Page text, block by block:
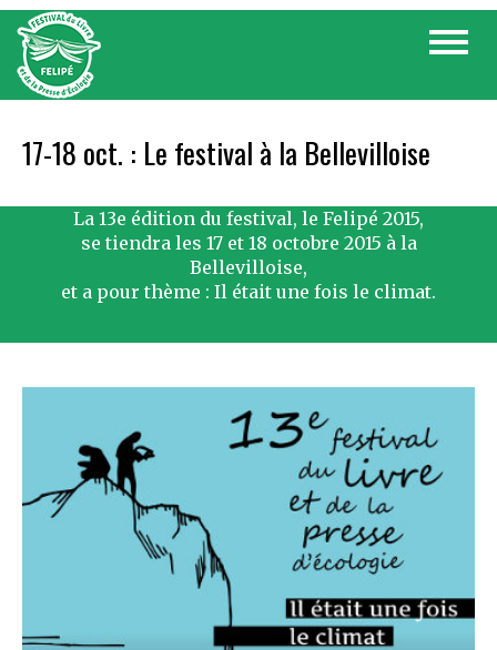
Skip
content
Toggle
17-18 oct. : Le festival à la Bellevilloise
La 13e édition du festival, le Felipé 2015,
se tiendra les 17 et 18 octobre 2015 à la
Bellevilloise,
et a pour thème : Il était une fois le climat.